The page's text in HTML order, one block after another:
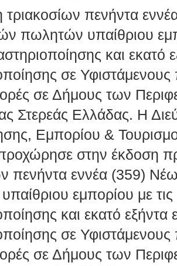
πενήντα
πωλητών υπαίθριου
και
σε
σε Δήμους των
Στερεάς Ελλάδας. Η
Εμπορίου &
στην έκδοση
πενήντα εννέα (359)
εμπορίου με τις
και εκατό
σε
σε Δήμους των